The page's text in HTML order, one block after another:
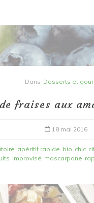
Dans Desserts et
fraises aux
18 mai 2016
apéritif rapide bio chic
improvisé mascarpone